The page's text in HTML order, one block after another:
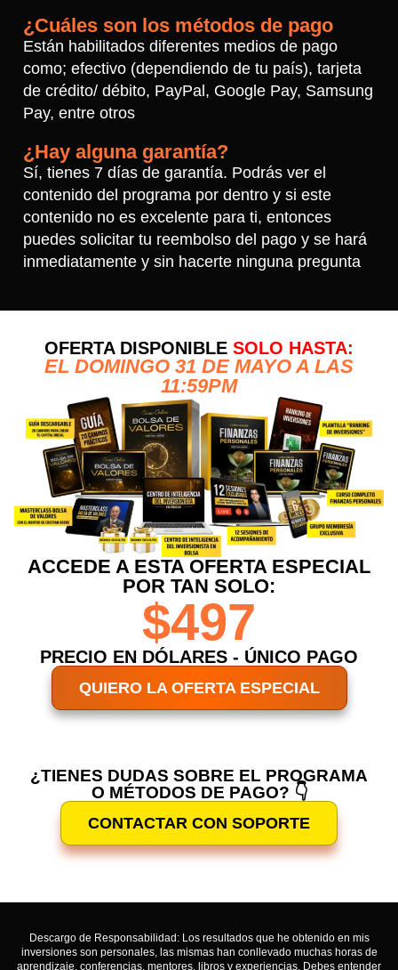
¿Cuáles son los métodos de pago
Están habilitados diferentes medios de pago
como; efectivo (dependiendo de tu país), tarjeta
de crédito/ débito, PayPal, Google Pay, Samsung
Pay, entre otros
¿Hay alguna garantía?
Sí, tienes 7 días de garantía. Podrás ver el
contenido del programa por dentro y si este
contenido no es excelente para ti, entonces
puedes solicitar tu reembolso del pago y se hará
inmediatamente y sin hacerte ninguna pregunta
OFERTA DISPONIBLE SOLO HASTA:
EL DOMINGO 31 DE MAYO A LAS
11:59PM
ACCEDE A ESTA OFERTA ESPECIAL
POR TAN SOLO:
$497
PRECIO EN DÓLARES - ÚNICO PAGO
QUIERO LA OFERTA ESPECIAL
¿TIENES DUDAS SOBRE EL PROGRAMA
O MÉTODOS DE PAGO? 👇
CONTACTAR CON SOPORTE
Descargo de Responsabilidad: Los resultados que he obtenido en mis
inversiones son personales, las mismas han conllevado muchas horas de
aprendizaje, conferencias, mentores, libros y experiencias. Debes entender